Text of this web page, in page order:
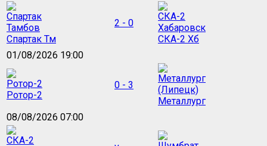
Спартак Тм
2 - 0
СКА-2 Хб
01/08/2026 19:00
Ротор-2
0 - 3
Металлург
08/08/2026 07:00